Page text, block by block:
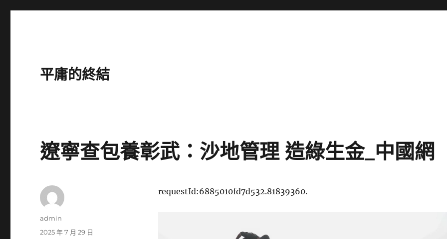
平庸的終結
遼寧查包養彰武：沙地管理 造綠生金_中國網
requestId:6885010fd7d532.81839360.
作
admin
發
2025 年 7 月 29 日